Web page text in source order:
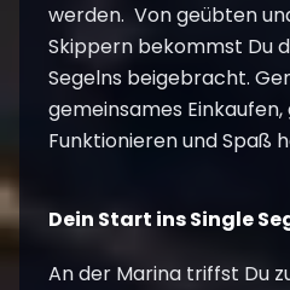
werden. Von geübten
Skippern bekommst Du
Segelns beigebracht.
gemeinsames
Funktionieren und Spaß
Dein Start ins Single
An der Marina triffst Du